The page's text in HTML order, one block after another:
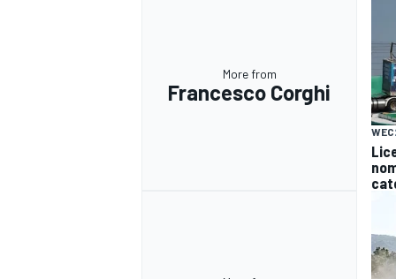
More from
Francesco Corghi
WEC